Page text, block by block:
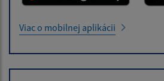
Viac o mobilnej aplikácii